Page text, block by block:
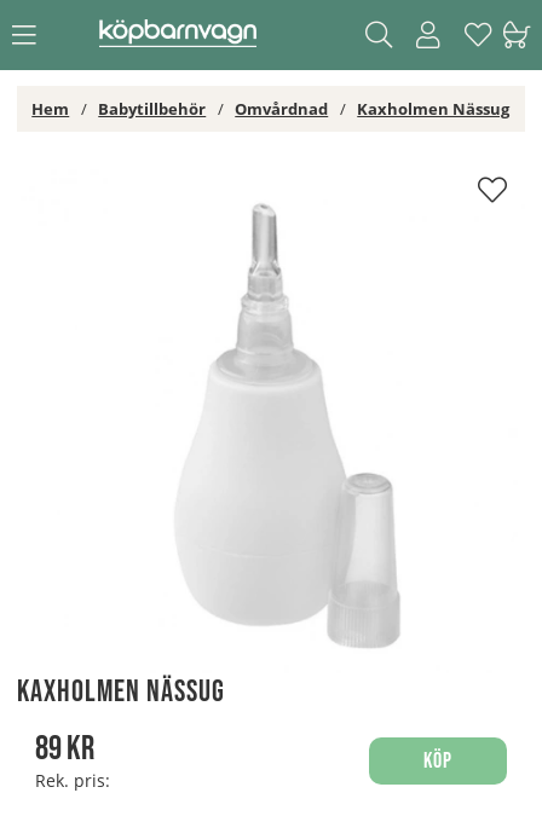
Hem Babytillbehör Omvårdnad Kaxholmen Nässug
Kaxholmen Nässug
89kr
Rek. pris:
Köp